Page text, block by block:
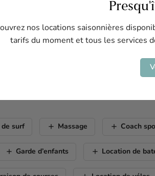
nos locations saisonnières
tarifs du moment et tous les services
Marché du Cap ferret
Village Ostréicole :
sont pas inclus dans le tarif. Notre équipe vous
de surf add Massage add Coach
add Garde d’enfants add Location de